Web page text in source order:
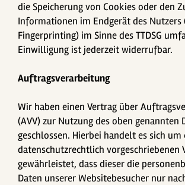
die Speicherung von Cookies oder den
Informationen im Endgerät des Nutzers
Fingerprinting) im Sinne des TTDSG
Einwilligung ist jederzeit widerrufbar.
Auftragsverarbeitung
Wir haben einen Vertrag über
(AVV) zur Nutzung des oben genannten
geschlossen. Hierbei handelt es sich um
datenschutzrechtlich vorgeschriebenen
gewährleistet, dass dieser die
Daten unserer Websitebesucher nur